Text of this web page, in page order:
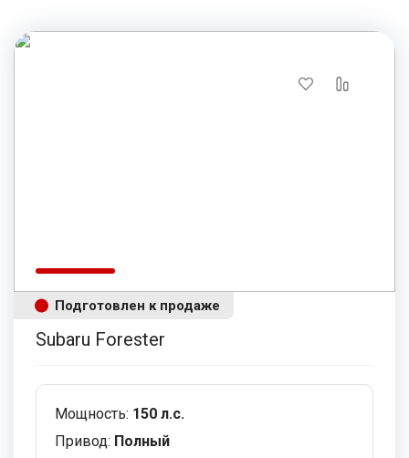
Подготовлен к продаже
Subaru Forester
Мощность: 150 л.с.
Привод: Полный